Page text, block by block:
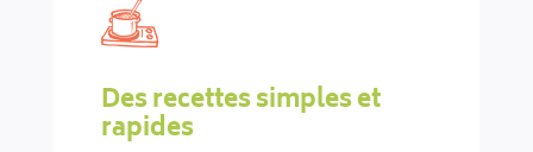
Des recettes simples et
rapides